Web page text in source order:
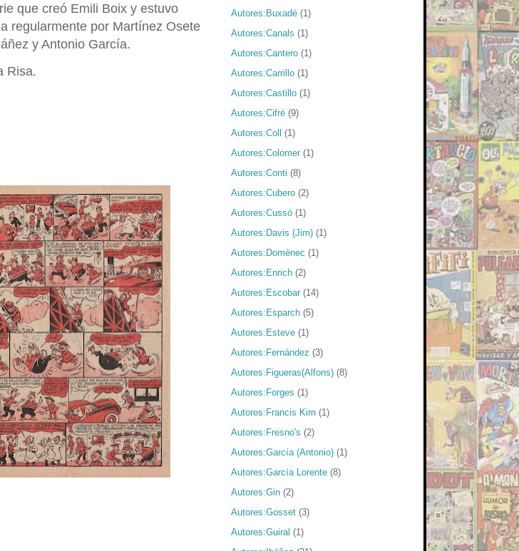
que creó Emili Boix y estuvo
regularmente por Martínez Osete
y Antonio García.
Risa.
Autores:Buxadé (1)
Autores:Canals (1)
Autores:Cantero (1)
Autores:Carrillo (1)
Autores:Castillo (1)
Autores:Cifré (9)
Autores:Coll
(1)
Autores:Colomer (1)
Autores:Conti (8)
Autores:Cubero (2)
Autores:Cussó (1)
Autores:Davis (Jim) (1)
Autores:Domènec (1)
Autores:Enrich (2)
Autores:Escobar (14)
Autores:Esparch (5)
Autores:Esteve (1)
Autores:Fernández (3)
Autores:Figueras(Alfons) (8)
Autores:Forges (1)
Autores:Francis Kirn (1)
Autores:Fresno's (2)
Autores:García (Antonio) (1)
Autores:García Lorente (8)
Autores:Gin (2)
Autores:Gosset (3)
Autores:Guiral (1)